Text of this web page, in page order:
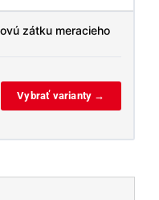
zátku meracieho
Vybrať varianty →